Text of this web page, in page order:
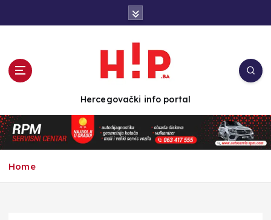
n
t
e
Hercegovački info portal
Home